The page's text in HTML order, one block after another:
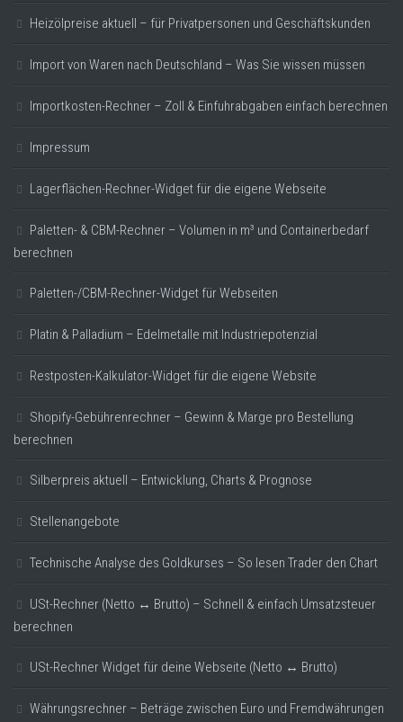
Heizölpreise aktuell – für Privatpersonen und Geschäftskunden
Import von Waren nach Deutschland – Was Sie wissen müssen
Importkosten-Rechner – Zoll & Einfuhrabgaben einfach berechnen
Impressum
Lagerflächen-Rechner-Widget für die eigene Webseite
Paletten- & CBM-Rechner – Volumen in m³ und Containerbedarf
berechnen
Paletten-/CBM-Rechner-Widget für Webseiten
Platin & Palladium – Edelmetalle mit Industriepotenzial
Restposten-Kalkulator-Widget für die eigene Website
Shopify-Gebührenrechner – Gewinn & Marge pro Bestellung
berechnen
Silberpreis aktuell – Entwicklung, Charts & Prognose
Stellenangebote
Technische Analyse des Goldkurses – So lesen Trader den Chart
USt-Rechner (Netto ↔ Brutto) – Schnell & einfach Umsatzsteuer
berechnen
USt-Rechner Widget für deine Webseite (Netto ↔ Brutto)
Währungsrechner – Beträge zwischen Euro und Fremdwährungen